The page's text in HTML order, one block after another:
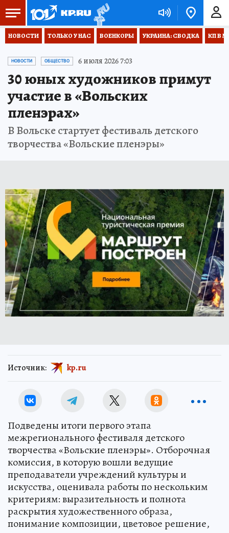
НОВОСТИ ТОЛЬКО У НАС ВОЕНКОРЫ УКРАИНА: СВОДКА КП В
НОВОСТИ ОБЩЕСТВО 6 июля 2026 7:03
30 юных художников примут
участие в «Вольских
пленэрах»
В Вольске стартует фестиваль детского
творчества «Вольские пленэры»
Источник: kp.ru
Подведены итоги первого этапа
межрегионального фестиваля детского
творчества «Вольские пленэры». Отборочная
комиссия, в которую вошли ведущие
преподаватели учреждений культуры и
искусства, оценивала работы по нескольким
критериям: выразительность и полнота
раскрытия художественного образа,
понимание композиции, цветовое решение,